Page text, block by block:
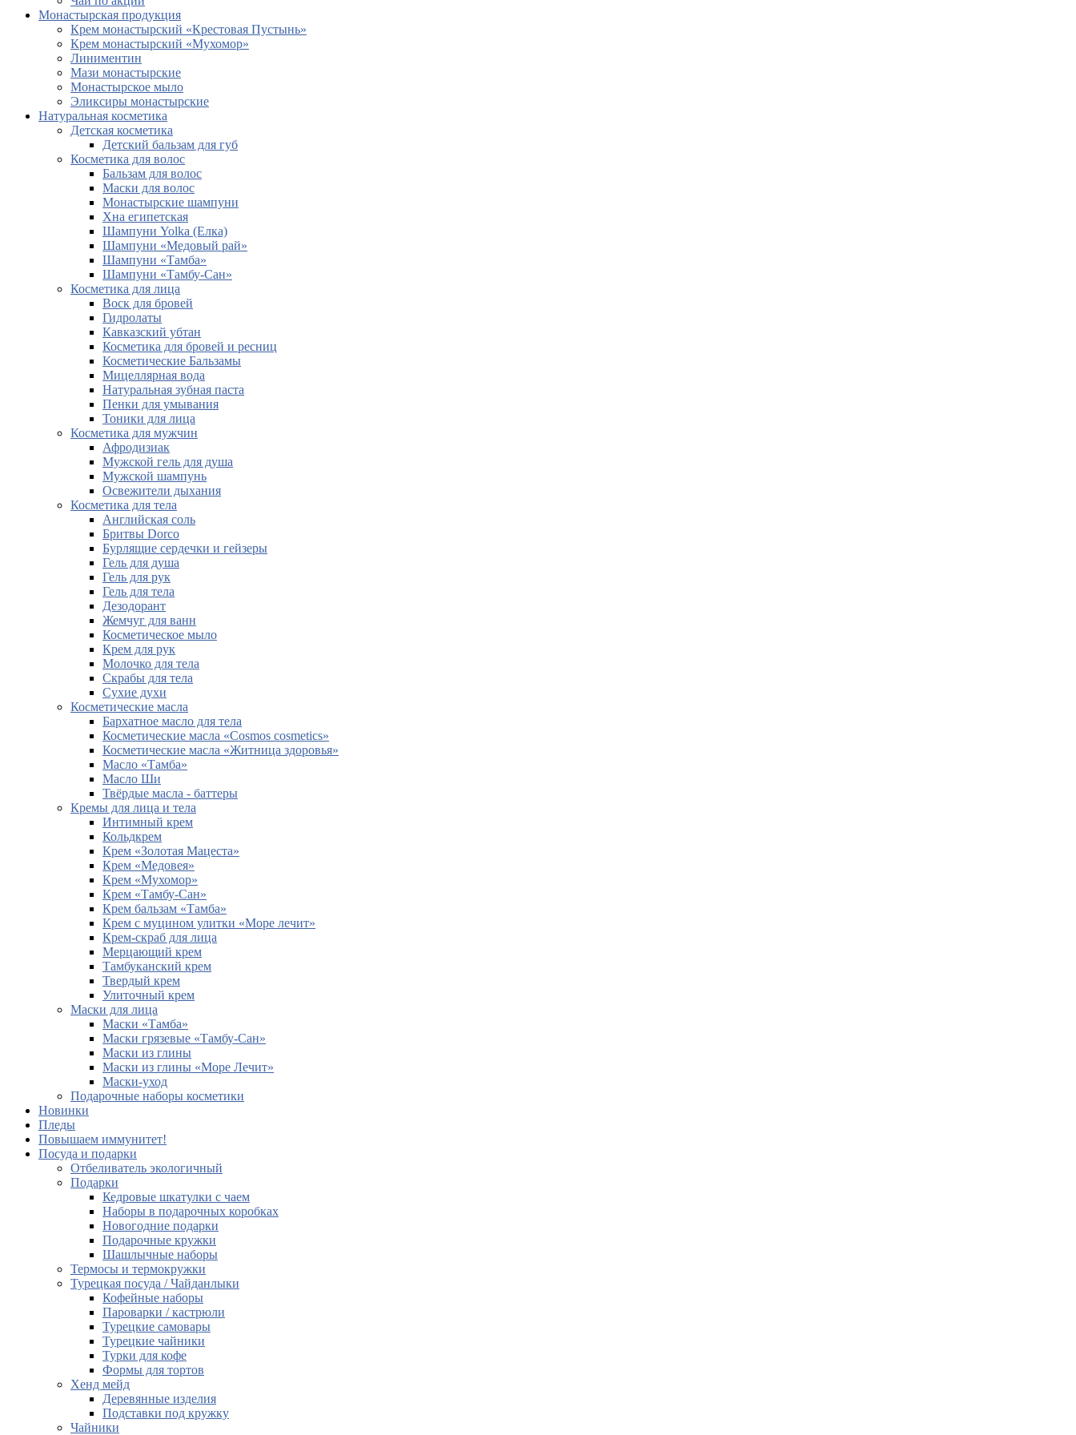
Монастырская продукция
Крем монастырский «Крестовая Пустынь»
Крем монастырский «Мухомор»
Линиментин
Мази монастырские
Монастырское мыло
Эликсиры монастырские
Натуральная косметика
Детская косметика
Детский бальзам для губ
Косметика для волос
Бальзам для волос
Маски для волос
Монастырские шампуни
Хна египетская
Шампуни Yolka (Елка)
Шампуни «Медовый рай»
Шампуни «Тамба»
Шампуни «Тамбу-Сан»
Косметика для лица
Воск для бровей
Гидролаты
Кавказский убтан
Косметика для бровей и ресниц
Косметические Бальзамы
Мицеллярная вода
Натуральная зубная паста
Пенки для умывания
Тоники для лица
Косметика для мужчин
Афродизиак
Мужской гель для душа
Мужской шампунь
Освежители дыхания
Косметика для тела
Английская соль
Бритвы Dorco
Бурлящие сердечки и гейзеры
Гель для душа
Гель для рук
Гель для тела
Дезодорант
Жемчуг для ванн
Косметическое мыло
Крем для рук
Молочко для тела
Скрабы для тела
Сухие духи
Косметические масла
Бархатное масло для тела
Косметические масла «Cosmos cosmetics»
Косметические масла «Житница здоровья»
Масло «Тамба»
Масло Ши
Твёрдые масла - баттеры
Кремы для лица и тела
Интимный крем
Кольдкрем
Крем «Золотая Мацеста»
Крем «Медовея»
Крем «Мухомор»
Крем «Тамбу-Сан»
Крем бальзам «Тамба»
Крем с муцином улитки «Море лечит»
Крем-скраб для лица
Мерцающий крем
Тамбуканский крем
Твердый крем
Улиточный крем
Маски для лица
Маски «Тамба»
Маски грязевые «Тамбу-Сан»
Маски из глины
Маски из глины «Море Лечит»
Маски-уход
Подарочные наборы косметики
Новинки
Пледы
Повышаем иммунитет!
Посуда и подарки
Отбеливатель экологичный
Подарки
Кедровые шкатулки с чаем
Наборы в подарочных коробках
Новогодние подарки
Подарочные кружки
Шашлычные наборы
Термосы и термокружки
Турецкая посуда / Чайданлыки
Кофейные наборы
Пароварки / кастрюли
Турецкие самовары
Турецкие чайники
Турки для кофе
Формы для тортов
Хенд мейд
Деревянные изделия
Подставки под кружку
Чайники